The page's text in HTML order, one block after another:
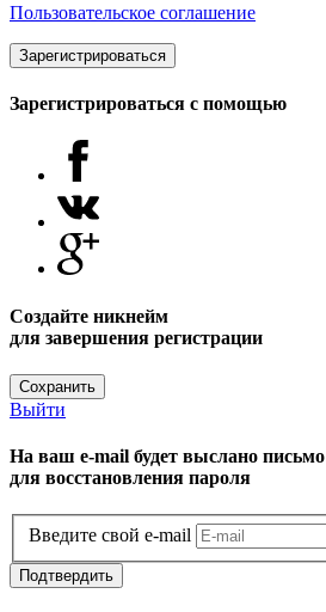
Пользовательское соглашение
Зарегистрироваться
Зарегистрироваться с помощью
Создайте никнейм
для завершения регистрации
Сохранить
Выйти
На ваш e-mail будет выслано письмо
для восстановления пароля
Введите свой e-mail
Подтвердить